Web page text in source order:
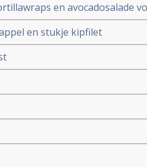
en avocadosalade
en stukje kipfilet